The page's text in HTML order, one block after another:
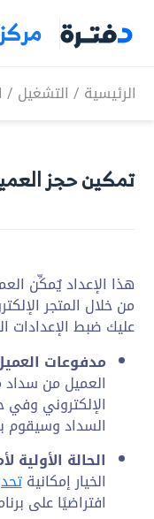
الرئيسية / التشغيل /
تمكين حجز
هذا الإعداد يٌمكِّن
من خلال المتجر
عليك ضبط الإعدادات
مدفوعات
العميل من سداد
الإلكتروني
السداد وسيقوم
الحالة الأولية
الخيار إمكانية
افتراضيًا على